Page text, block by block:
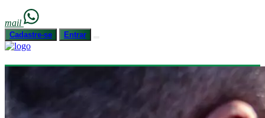
mail
Cadastre-se Entrar